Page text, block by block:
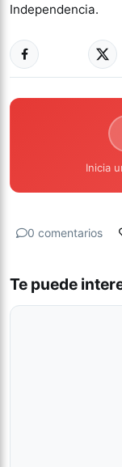
Independencia.
Inicia
0 comentarios
Te puede